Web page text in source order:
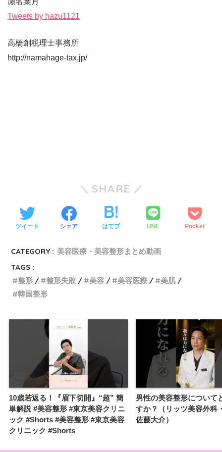
Tweets by hazu1121
高橋創税理士事務所
http://namahage-tax.jp/
SHARE
ツイート シェア はてブ LINE Pocket
CATEGORY : 美容医療・美容整形まとめ動画
TAGS :
整形
整形失敗 美容 美容医療
美肌
韓国整形
10歳若返る！『眉下切開』“超” 簡
単解説 #美容整形 #東京美容クリニ
ック #Shorts #美容整形 #東京美容
クリニック #Shorts
男性の美容整形について
すか？（リッツ美容外科
佐藤大介）